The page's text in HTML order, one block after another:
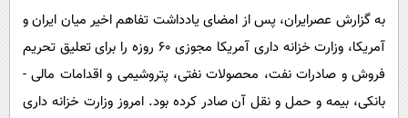
گوناگون
حوادث
روانشناسی
آشپزی
دانلود
به گزارش عصرایران، پس از امضای یادداشت تفاهم اخیر میان ایران و
آمریکا، وزارت خزانه داری آمریکا مجوزی 60 روزه را برای تعلیق تحریم
فروش و صادرات نفت، محصولات نفتی، پتروشیمی و اقدامات مالی -
بانکی، بیمه و حمل و نقل آن صادر کرده بود. امروز وزارت خزانه داری